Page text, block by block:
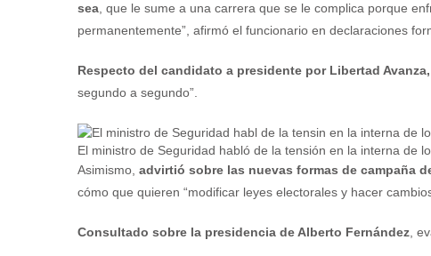
sea, que le sume a una carrera que se le complica porque
permanentemente”, afirmó el funcionario en declaraciones
Respecto del candidato a presidente por Libertad
segundo a segundo”.
El ministro de Seguridad habló de la tensión en la interna de
Asimismo, advirtió sobre las nuevas formas de campaña
cómo que quieren “modificar leyes electorales y hacer
Consultado sobre la presidencia de Alberto Fernández ,